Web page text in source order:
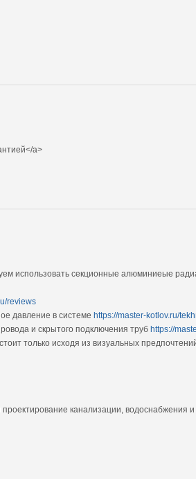
a>
использовать секционные алюминиеые
reviews
давление в системе https://master-kotlov.ru/
и скрытого подключения труб https://
только исходя из визуальных
канализации, водоснабжения